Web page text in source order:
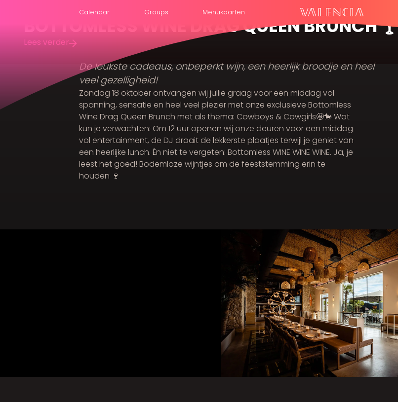
Calendar Groups Menukaarten
BOTTOMLESS WINE DRAG QUEEN BRUNCH 🍸
Lees verder
De leukste cadeaus, onbeperkt wijn, een heerlijk broodje en heel
veel gezelligheid!
Zondag 18 oktober ontvangen wij jullie graag voor een middag vol
spanning, sensatie en heel veel plezier met onze exclusieve Bottomless
Wine Drag Queen Brunch met als thema: Cowboys & Cowgirls🤩🐎 Wat
kun je verwachten: Om 12 uur openen wij onze deuren voor een middag
vol entertainment, de DJ draait de lekkerste plaatjes terwijl je geniet van
een heerlijke lunch. Én niet te vergeten: Bottomless WINE WINE WINE. Ja, je
leest het goed! Bodemloze wijntjes om de feeststemming erin te
houden 🍷